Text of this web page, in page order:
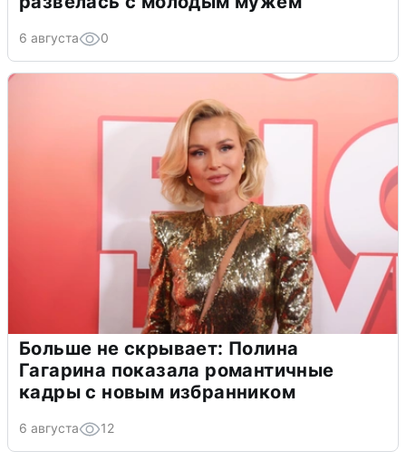
6 августа 0
Больше не скрывает: Полина
Гагарина показала романтичные
кадры с новым избранником
6 августа 12